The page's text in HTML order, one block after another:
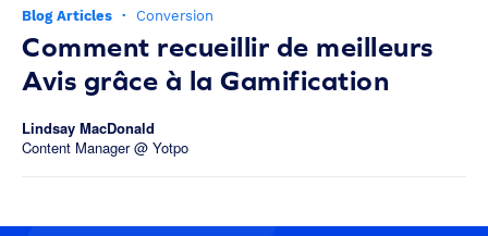
Blog Articles · Conversion
Comment recueillir de meilleurs
Avis grâce à la Gamification
Lindsay MacDonald
Content Manager @ Yotpo